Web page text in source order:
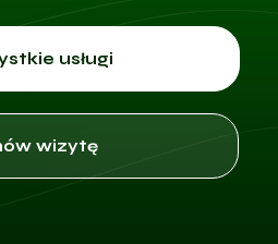
usługi
wizytę